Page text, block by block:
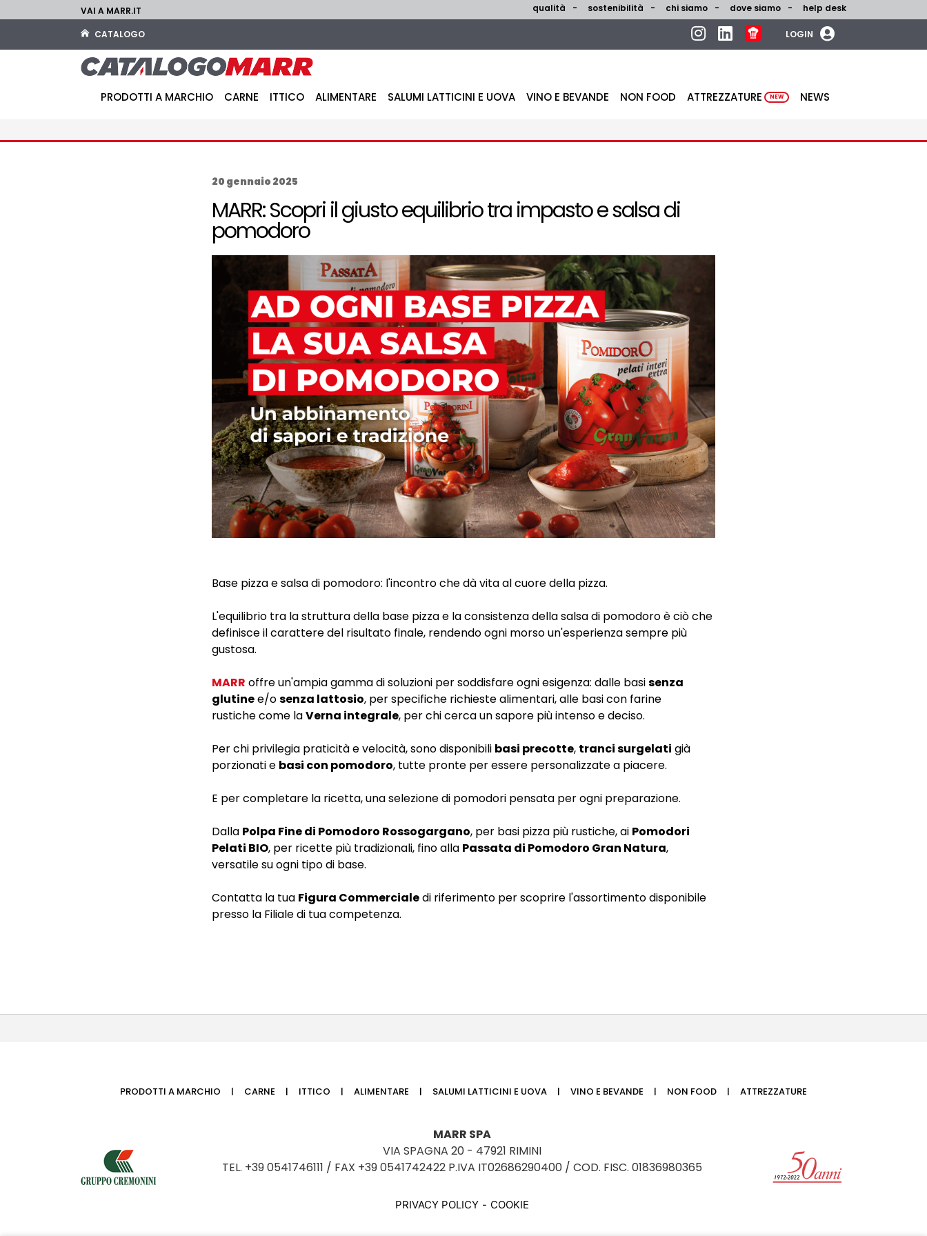
VAI A MARR.IT qualità sostenibilità chi siamo dove siamo help desk
CATALOGO LOGIN
PRODOTTI A MARCHIO CARNE ITTICO ALIMENTARE SALUMI LATTICINI E UOVA VINO E BEVANDE NON FOOD ATTREZZATURE NEW NEWS
20 gennaio 2025
MARR: Scopri il giusto equilibrio tra impasto e salsa di
pomodoro
Base pizza e salsa di pomodoro: l'incontro che dà vita al cuore della pizza.
L'equilibrio tra la struttura della base pizza e la consistenza della salsa di pomodoro è ciò che
definisce il carattere del risultato finale, rendendo ogni morso un'esperienza sempre più
gustosa.
MARR offre un'ampia gamma di soluzioni per soddisfare ogni esigenza: dalle basisenza
glutinee/osenza lattosio, per specifiche richieste alimentari, alle basi con farine
rustiche come laVerna integrale, per chi cerca un sapore più intenso e deciso.
Per chi privilegia praticità e velocità, sono disponibili basi precotte, tranci surgelati già
porzionati e basi con pomodoro, tutte pronte per essere personalizzate a piacere.
E per completare la ricetta, una selezione di pomodori pensata per ogni preparazione.
Dalla Polpa Fine di Pomodoro Rossogargano, per basi pizza più rustiche, ai Pomodori
Pelati BIO, per ricette più tradizionali, fino alla Passata di Pomodoro Gran Natura,
versatile su ogni tipo di base.
Contatta la tua Figura Commercialedi riferimento per scoprire l'assortimento disponibile
presso la Filiale di tua competenza.
PRODOTTI A MARCHIO CARNE ITTICO ALIMENTARE SALUMI LATTICINI E UOVA VINO E BEVANDE NON FOOD ATTREZZATURE
MARR SPA
VIA SPAGNA 20 - 47921 RIMINI
TEL. +39 0541746111 / FAX +39 0541742422 P.IVA IT02686290400 / COD. FISC. 01836980365
PRIVACY POLICY COOKIE